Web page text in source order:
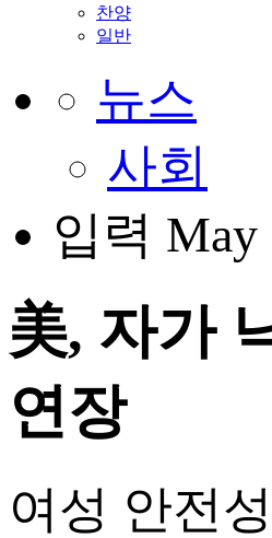
찬양
일반
뉴스
사회
입력 May
美, 자가
연장
여성 안전